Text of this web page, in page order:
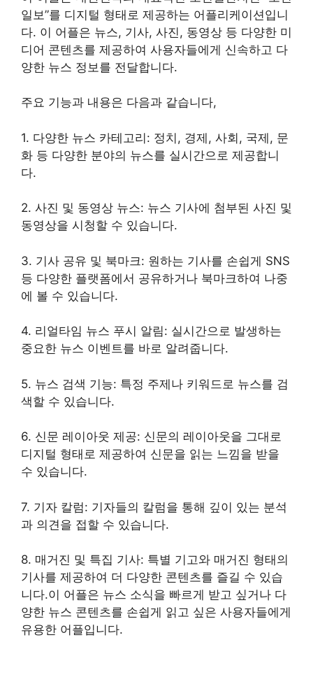
일보”를 디지털 형태로 제공하는 어플리케이션입니
다. 이 어플은 뉴스, 기사, 사진, 동영상 등 다양한 미
디어 콘텐츠를 제공하여 사용자들에게 신속하고 다
양한 뉴스 정보를 전달합니다.
주요 기능과 내용은 다음과 같습니다,
1. 다양한 뉴스 카테고리: 정치, 경제, 사회, 국제, 문
화 등 다양한 분야의 뉴스를 실시간으로 제공합니
다.
2. 사진 및 동영상 뉴스: 뉴스 기사에 첨부된 사진 및
동영상을 시청할 수 있습니다.
3. 기사 공유 및 북마크: 원하는 기사를 손쉽게 SNS
등 다양한 플랫폼에서 공유하거나 북마크하여 나중
에 볼 수 있습니다.
4. 리얼타임 뉴스 푸시 알림: 실시간으로 발생하는
중요한 뉴스 이벤트를 바로 알려줍니다.
5. 뉴스 검색 기능: 특정 주제나 키워드로 뉴스를 검
색할 수 있습니다.
6. 신문 레이아웃 제공: 신문의 레이아웃을 그대로
디지털 형태로 제공하여 신문을 읽는 느낌을 받을
수 있습니다.
7. 기자 칼럼: 기자들의 칼럼을 통해 깊이 있는 분석
과 의견을 접할 수 있습니다.
8. 매거진 및 특집 기사: 특별 기고와 매거진 형태의
기사를 제공하여 더 다양한 콘텐츠를 즐길 수 있습
니다.이 어플은 뉴스 소식을 빠르게 받고 싶거나 다
양한 뉴스 콘텐츠를 손쉽게 읽고 싶은 사용자들에게
유용한 어플입니다.